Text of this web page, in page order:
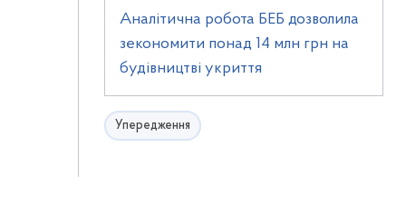
Аналітична робота БЕБ дозволила
зекономити понад 14 млн грн на
будівництві укриття
Упередження